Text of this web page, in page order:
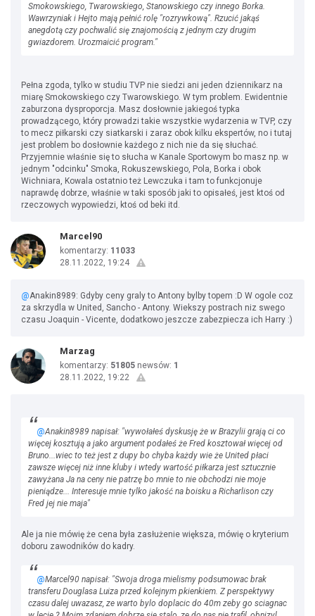
Smokowskiego, Twarowskiego, Stanowskiego czy innego Borka.
Wawrzyniak i Hejto mają pełnić rolę "rozrywkową". Rzucić jakąś
anegdotą czy pochwalić się znajomością z jednym czy drugim
gwiazdorem. Urozmaicić program."
Pełna zgoda, tylko w studiu TVP nie siedzi ani jeden dziennikarz na
miarę Smokowskiego czy Twarowskiego. W tym problem. Ewidentnie
zaburzona dysproporcja. Masz dosłownie jakiegoś typka
prowadzącego, który prowadzi takie wszystkie wydarzenia w TVP, czy
to mecz piłkarski czy siatkarski i zaraz obok kilku ekspertów, no i tutaj
jest problem bo dosłownie każdego z nich nie da się słuchać.
Przyjemnie właśnie się to słucha w Kanale Sportowym bo masz np. w
jednym "odcinku" Smoka, Rokuszewskiego, Pola, Borka i obok
Wichniara, Kowala ostatnio też Lewczuka i tam to funkcjonuje
naprawdę dobrze, właśnie w taki sposób jaki to opisałeś, jest ktoś od
rzeczowych wypowiedzi, ktoś od beki itd.
Marcel90
komentarzy: 11033
28.11.2022, 19:24
@Anakin8989: Gdyby ceny graly to Antony bylby topem :D W ogole coz
za skrzydla w United, Sancho - Antony. Wiekszy postrach niz swego
czasu Joaquin - Vicente, dodatkowo jeszcze zabezpiecza ich Harry :)
Marzag
komentarzy: 51805 newsów: 1
28.11.2022, 19:22
@Anakin8989 napisał: "wywołałeś dyskusję że w Brazylii grają ci co
więcej kosztują a jako argument podałeś że Fred kosztował więcej od
Bruno...wiec to też jest z dupy bo chyba każdy wie że United płaci
zawsze więcej niż inne kluby i wtedy wartość piłkarza jest sztucznie
zawyżana Ja na ceny nie patrzę bo mnie to nie obchodzi nie moje
pieniądze... Interesuje mnie tylko jakość na boisku a Richarlison czy
Fred jej nie maja"
Ale ja nie mówię że cena była zasłużenie większa, mówię o kryterium
doboru zawodników do kadry.
@Marcel90 napisał: "Swoja droga mielismy podsumowac brak
transferu Douglasa Luiza przed kolejnym pkienkiem. Z perspektywy
czasu dalej uwazasz, ze warto bylo doplacic do 40m zeby go sciagnac